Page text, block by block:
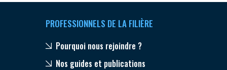
PROFESSIONNELS DE LA FILIÈRE
Pourquoi nous rejoindre ?
Nos guides et publications